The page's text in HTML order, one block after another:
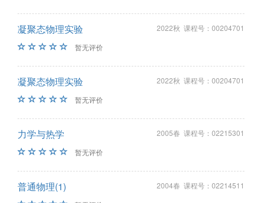
凝聚态物理实验
2022秋 课程号：00204701
暂无评价
凝聚态物理实验
2022秋 课程号：00204701
暂无评价
力学与热学
2005春 课程号：02215301
暂无评价
普通物理(1)
2004春 课程号：02214511